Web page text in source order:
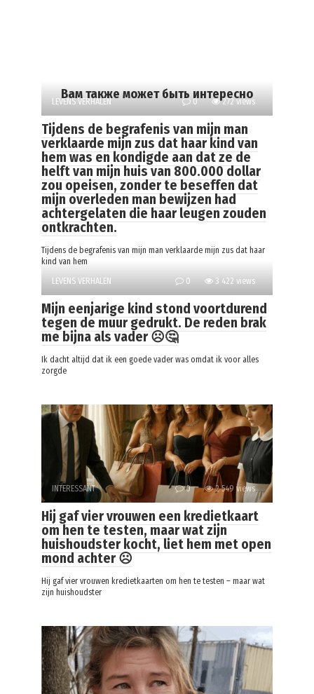
Вам также может быть интересно
LEVENS VERHALEN 0 272 views
Tijdens de begrafenis van mijn man
verklaarde mijn zus dat haar kind van
hem was en kondigde aan dat ze de
helft van mijn huis van 800.000 dollar
zou opeisen, zonder te beseffen dat
mijn overleden man bewijzen had
achtergelaten die haar leugen zouden
ontkrachten.
Tijdens de begrafenis van mijn man verklaarde mijn zus dat haar
kind van hem
LEVENS VERHALEN
0 3 422 views
Mijn eenjarige kind stond voortdurend
tegen de muur gedrukt. De reden brak
me bijna als vader ☹️🤔
Ik dacht altijd dat ik een goede vader was omdat ik voor alles
zorgde
INTERESSANT 0 2 549 views
Hij gaf vier vrouwen een kredietkaart
om hen te testen, maar wat zijn
huishoudster kocht, liet hem met open
mond achter ☹️
Hij gaf vier vrouwen kredietkaarten om hen te testen – maar wat
zijn huishoudster